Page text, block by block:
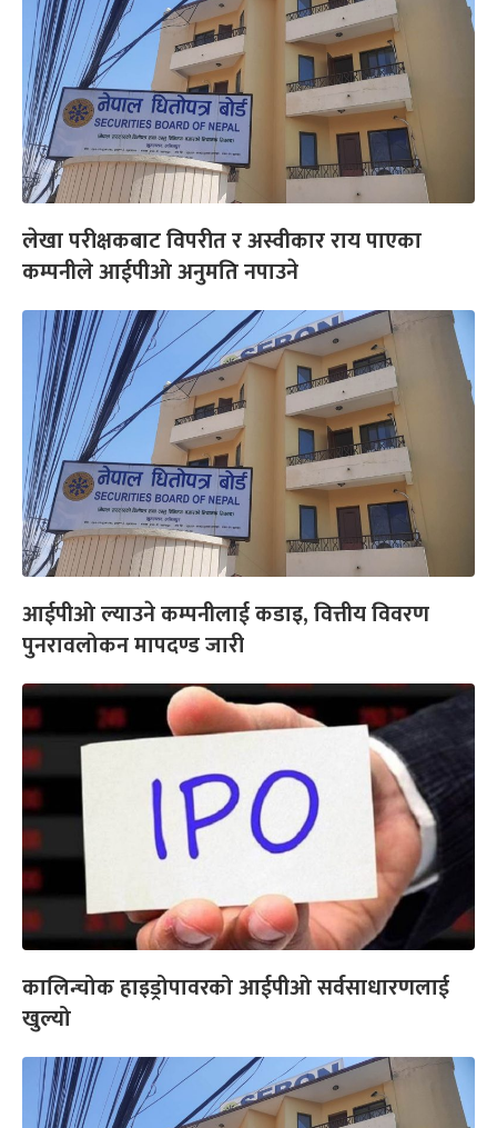
लेखा परीक्षकबाट विपरीत र अस्वीकार राय पाएका
कम्पनीले आईपीओ अनुमति नपाउने
आईपीओ ल्याउने कम्पनीलाई कडाइ, वित्तीय विवरण
पुनरावलोकन मापदण्ड जारी
कालिन्चोक हाइड्रोपावरको आईपीओ सर्वसाधारणलाई
खुल्यो